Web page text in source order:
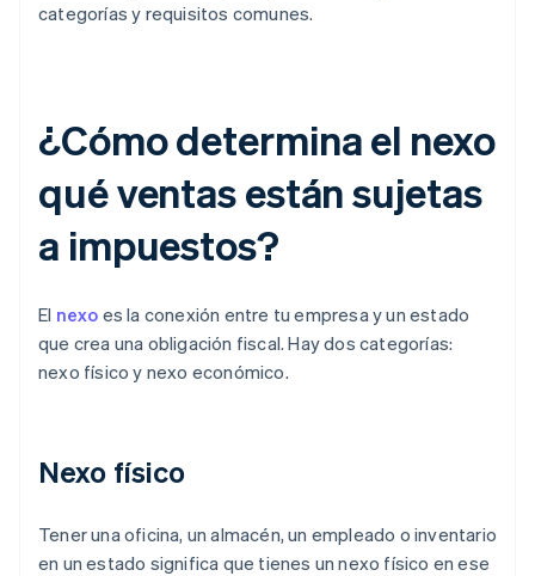
categorías y requisitos comunes.
¿Cómo determina el nexo
qué ventas están sujetas
a impuestos?
El nexo es la conexión entre tu empresa y un estado
que crea una obligación fiscal. Hay dos categorías:
nexo físico y nexo económico.
Nexo físico
Tener una oficina, un almacén, un empleado o inventario
en un estado significa que tienes un nexo físico en ese